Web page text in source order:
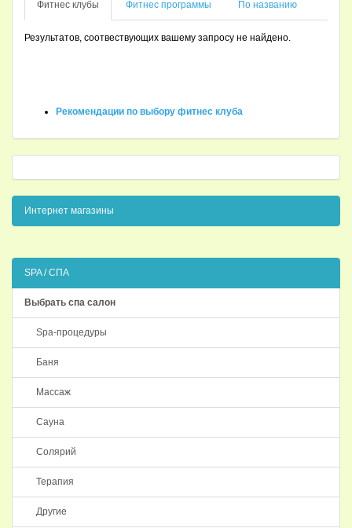
Фитнес клубы Фитнес программы По названию
Результатов, соотвествующих вашему запросу не найдено.
Рекомендации по выбору фитнес клуба
Интернет магазины
SPA / СПА
Выбрать спа салон
Spa-процедуры
Баня
Массаж
Сауна
Солярий
Терапия
Другие